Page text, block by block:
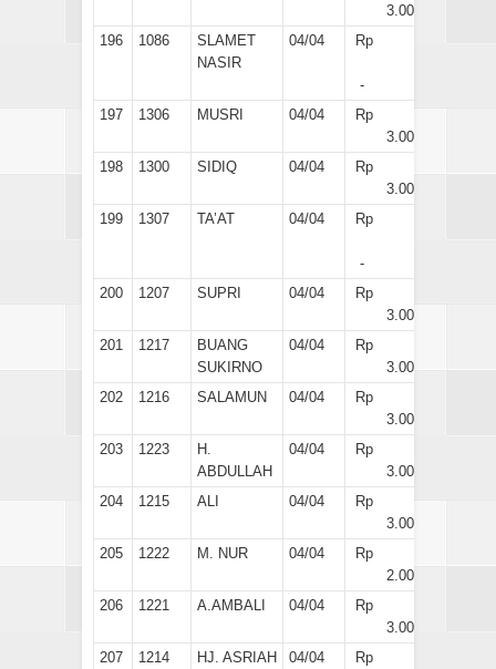
3.000
196
1086
SLAMET
NASIR
04/04 Rp
-
197
1306 MUSRI 04/04
Rp
3.000
198
1300 SIDIQ 04/04
Rp
3.000
199
1307 TA’AT 04/04 Rp
-
200
1207 SUPRI 04/04
Rp
3.000
201
1217
BUANG
SUKIRNO
04/04
Rp
3.000
202
1216 SALAMUN 04/04
Rp
3.000
203
1223
H.
ABDULLAH
04/04
Rp
3.000
204
1215 ALI 04/04
Rp
3.000
205
1222 M. NUR 04/04
Rp
2.000
206
1221 A.AMBALI 04/04
Rp
3.000
207
1214 HJ. ASRIAH 04/04
Rp